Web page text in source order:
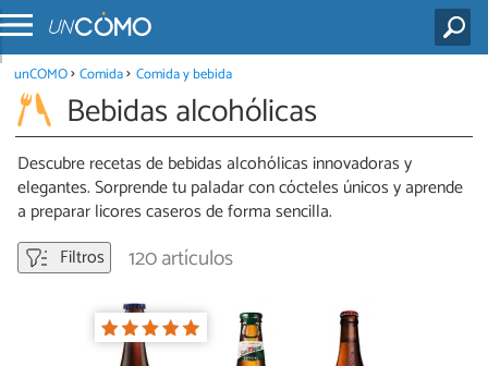
unCOMO Comida Comida y bebida
Bebidas alcohólicas
Descubre recetas de bebidas alcohólicas innovadoras y
elegantes. Sorprende tu paladar con cócteles únicos y aprende
a preparar licores caseros de forma sencilla.
Filtros
120 artículos